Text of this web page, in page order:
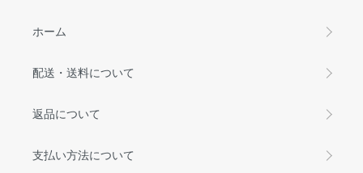
ホーム
配送・送料について
返品について
支払い方法について